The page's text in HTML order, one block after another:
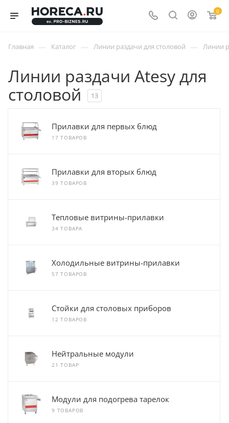
0
Главная — Каталог — Линии раздачи для столовой — Линии
Линии раздачи Atesy для
столовой
13
Прилавки для первых блюд
17 ТОВАРОВ
Прилавки для вторых блюд
39 ТОВАРОВ
Тепловые витрины-прилавки
34 ТОВАРА
Холодильные витрины-прилавки
57 ТОВАРОВ
Стойки для столовых приборов
12 ТОВАРОВ
Нейтральные модули
21 ТОВАР
Модули для подогрева тарелок
9 ТОВАРОВ